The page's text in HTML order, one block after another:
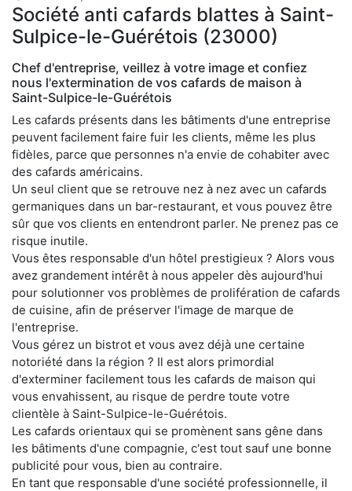
Société anti cafards blattes à Saint-
Sulpice-le-Guérétois (23000)
Chef d'entreprise, veillez à votre image et confiez
nous l'extermination de vos cafards de maison à
Saint-Sulpice-le-Guérétois
Les cafards présents dans les bâtiments d'une entreprise
peuvent facilement faire fuir les clients, même les plus
fidèles, parce que personnes n'a envie de cohabiter avec
des cafards américains.
Un seul client que se retrouve nez à nez avec un cafards
germaniques dans un bar-restaurant, et vous pouvez être
sûr que vos clients en entendront parler. Ne prenez pas ce
risque inutile.
Vous êtes responsable d'un hôtel prestigieux ? Alors vous
avez grandement intérêt à nous appeler dès aujourd'hui
pour solutionner vos problèmes de prolifération de cafards
de cuisine, afin de préserver l'image de marque de
l'entreprise.
Vous gérez un bistrot et vous avez déjà une certaine
notoriété dans la région ? Il est alors primordial
d'exterminer facilement tous les cafards de maison qui
vous envahissent, au risque de perdre toute votre
clientèle à Saint-Sulpice-le-Guérétois.
Les cafards orientaux qui se promènent sans gêne dans
les bâtiments d'une compagnie, c'est tout sauf une bonne
publicité pour vous, bien au contraire.
En tant que responsable d'une société professionnelle, il